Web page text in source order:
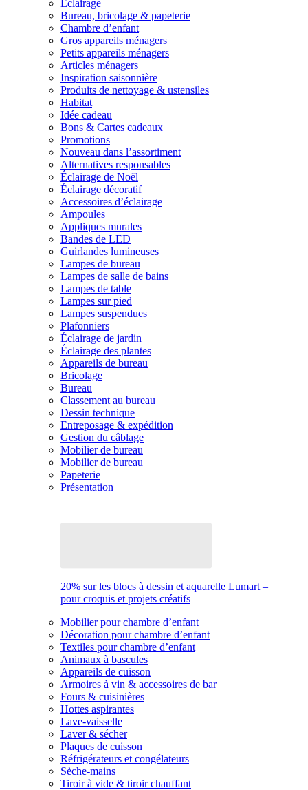
Éclairage
Bureau, bricolage & papeterie
Chambre d’enfant
Gros appareils ménagers
Petits appareils ménagers
Articles ménagers
Inspiration saisonnière
Produits de nettoyage & ustensiles
Habitat
Idée cadeau
Bons & Cartes cadeaux
Promotions
Nouveau dans l’assortiment
Alternatives responsables
Éclairage de Noël
Éclairage décoratif
Accessoires d’éclairage
Ampoules
Appliques murales
Bandes de LED
Guirlandes lumineuses
Lampes de bureau
Lampes de salle de bains
Lampes de table
Lampes sur pied
Lampes suspendues
Plafonniers
Éclairage de jardin
Éclairage des plantes
Appareils de bureau
Bricolage
Bureau
Classement au bureau
Dessin technique
Entreposage & expédition
Gestion du câblage
Mobilier de bureau
Mobilier de bureau
Papeterie
Présentation
20% sur les blocs à dessin et aquarelle Lumart –
pour croquis et projets créatifs
Mobilier pour chambre d’enfant
Décoration pour chambre d’enfant
Textiles pour chambre d’enfant
Animaux à bascules
Appareils de cuisson
Armoires à vin & accessoires de bar
Fours & cuisinières
Hottes aspirantes
Lave-vaisselle
Laver & sécher
Plaques de cuisson
Réfrigérateurs et congélateurs
Sèche-mains
Tiroir à vide & tiroir chauffant